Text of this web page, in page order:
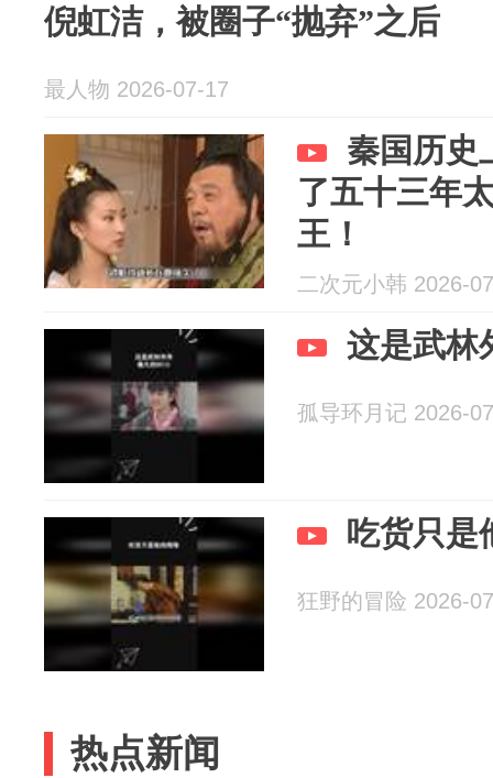
倪虹洁，被圈子“抛弃”之后
最人物 2026-07-17
秦国历史
了五十三年
王！
二次元小韩 2026-
这是武林
孤导环月记 2026-
吃货只是
狂野的冒险 2026-
热点新闻